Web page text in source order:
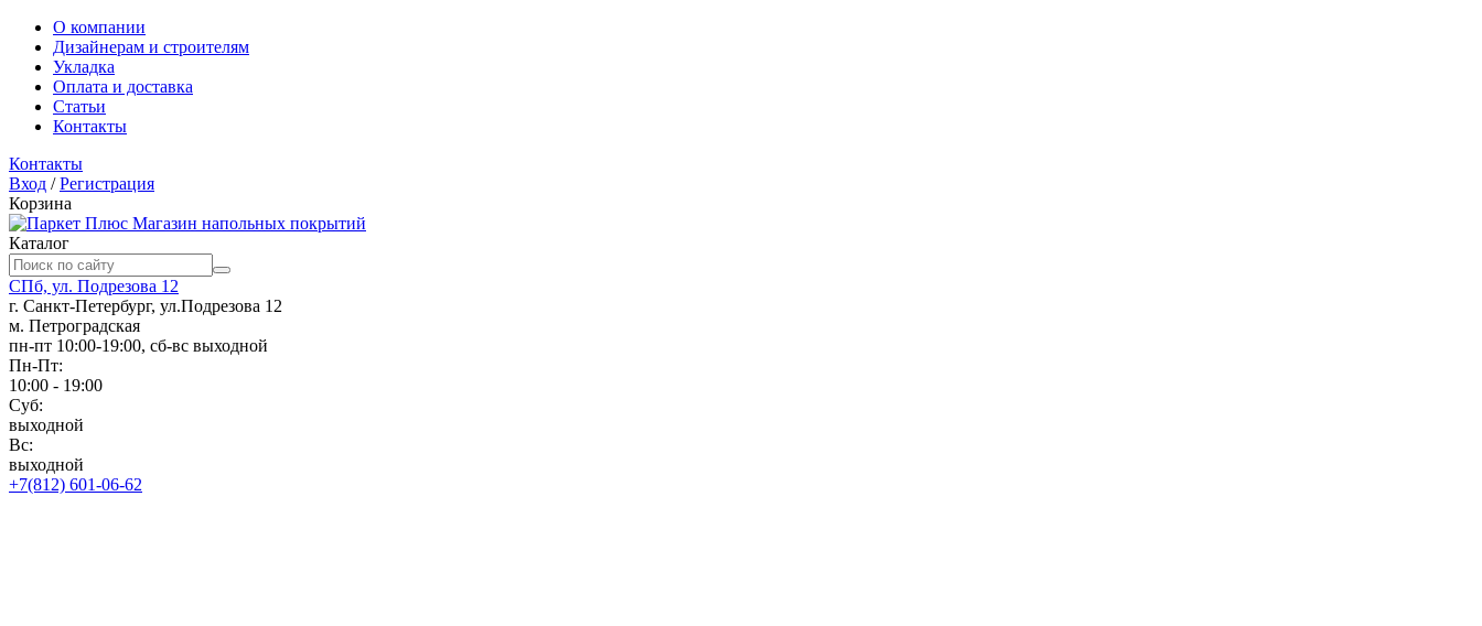
О компании
Дизайнерам и строителям
Укладка
Оплата и доставка
Статьи
Контакты
Контакты
Вход /Регистрация
Корзина
Магазин напольных покрытий
Каталог
СПб, ул. Подрезова 12
г. Санкт-Петербург, ул.Подрезова 12
м. Петроградская
пн-пт 10:00-19:00, сб-вс выходной
Пн-Пт:
10:00 - 19:00
Суб:
выходной
Вс:
выходной
+7(812) 601-06-62